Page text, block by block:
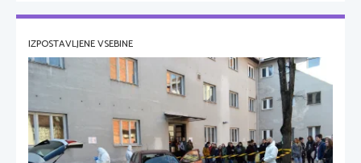
IZPOSTAVLJENE VSEBINE